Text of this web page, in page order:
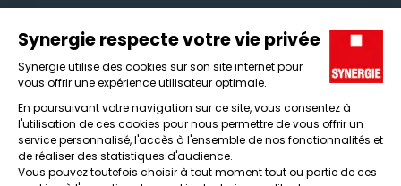
Icône d'illustration
Candidats
Entreprises
Icône d'illustration
Nos agences
Icône d'illustration
Conditions générales d'utilisation et mentions légales